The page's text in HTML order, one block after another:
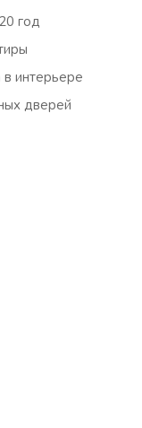
год
интерьере
дверей